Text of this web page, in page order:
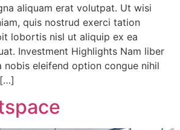
aliquam erat volutpat. Ut wisi
quis nostrud exerci tation
lobortis nisl ut aliquip ex ea
Investment Highlights Nam liber
nobis eleifend option congue nihil